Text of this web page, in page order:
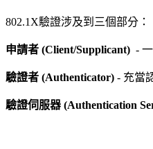
802.1X驗證涉及到三個部分：
申請者 (Client/Supplicant) -
驗證者 (Authenticator) - 充當
驗證伺服器 (Authentication